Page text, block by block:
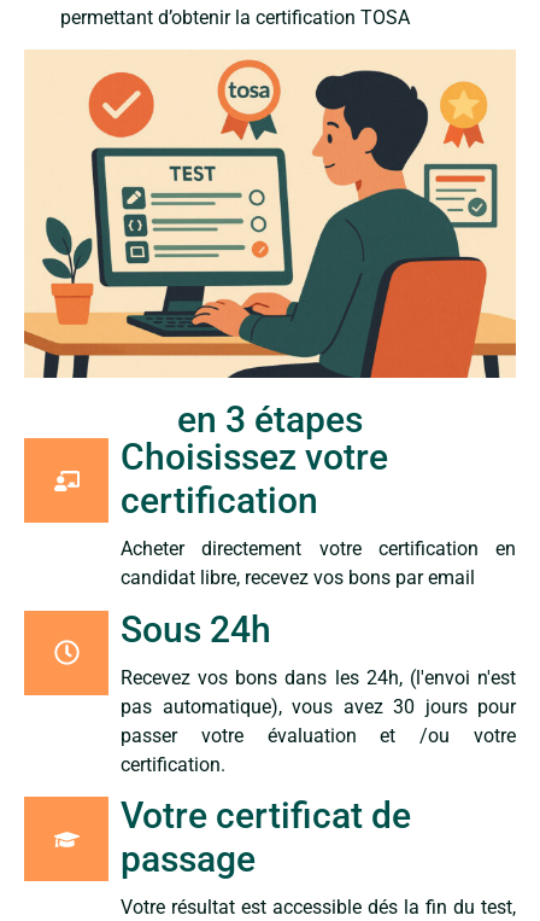
permettant d’obtenir la certification TOSA
en 3 étapes
Choisissez votre
certification
Acheter directement votre certification en
candidat libre, recevez vos bons par email
Sous 24h
Recevez vos bons dans les 24h, (l'envoi n'est
pas automatique), vous avez 30 jours pour
passer votre évaluation et /ou votre
certification.
Votre certificat de
passage
Votre résultat est accessible dés la fin du test,